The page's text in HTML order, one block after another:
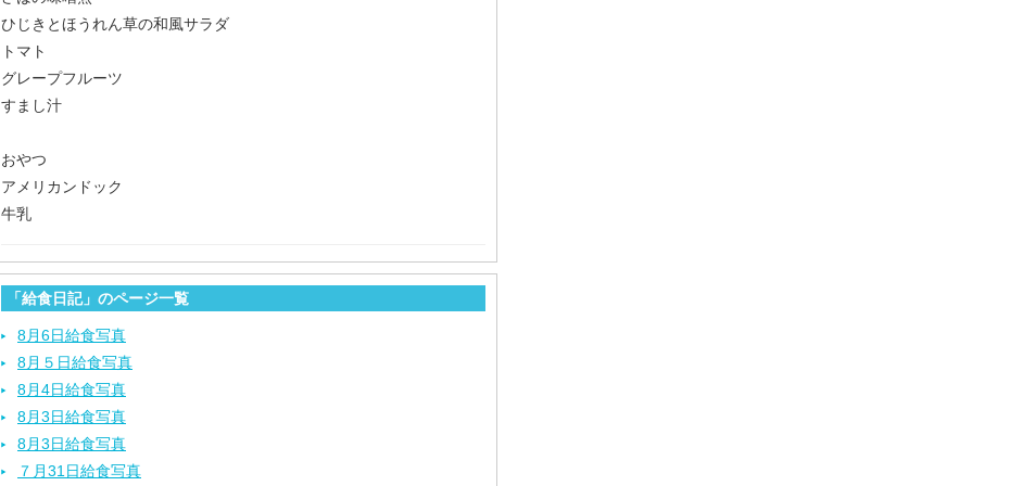
ひじきとほうれん草の和風サラダ
トマト
グレープフルーツ
すまし汁
おやつ
アメリカンドック
牛乳
「給食日記」のページ一覧
8月6日給食写真
8月５日給食写真
8月4日給食写真
8月3日給食写真
8月3日給食写真
７月31日給食写真